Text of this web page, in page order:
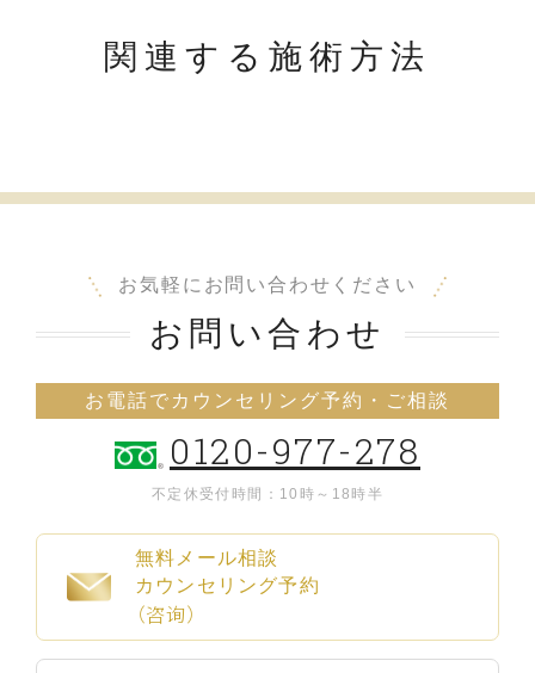
関連する施術方法
お気軽にお問い合わせください
お問い合わせ
お電話でカウンセリング予約・ご相談
0120-977-278
不定休 受付時間：10時～18時半
無料メール相談
カウンセリング予約
（咨询）